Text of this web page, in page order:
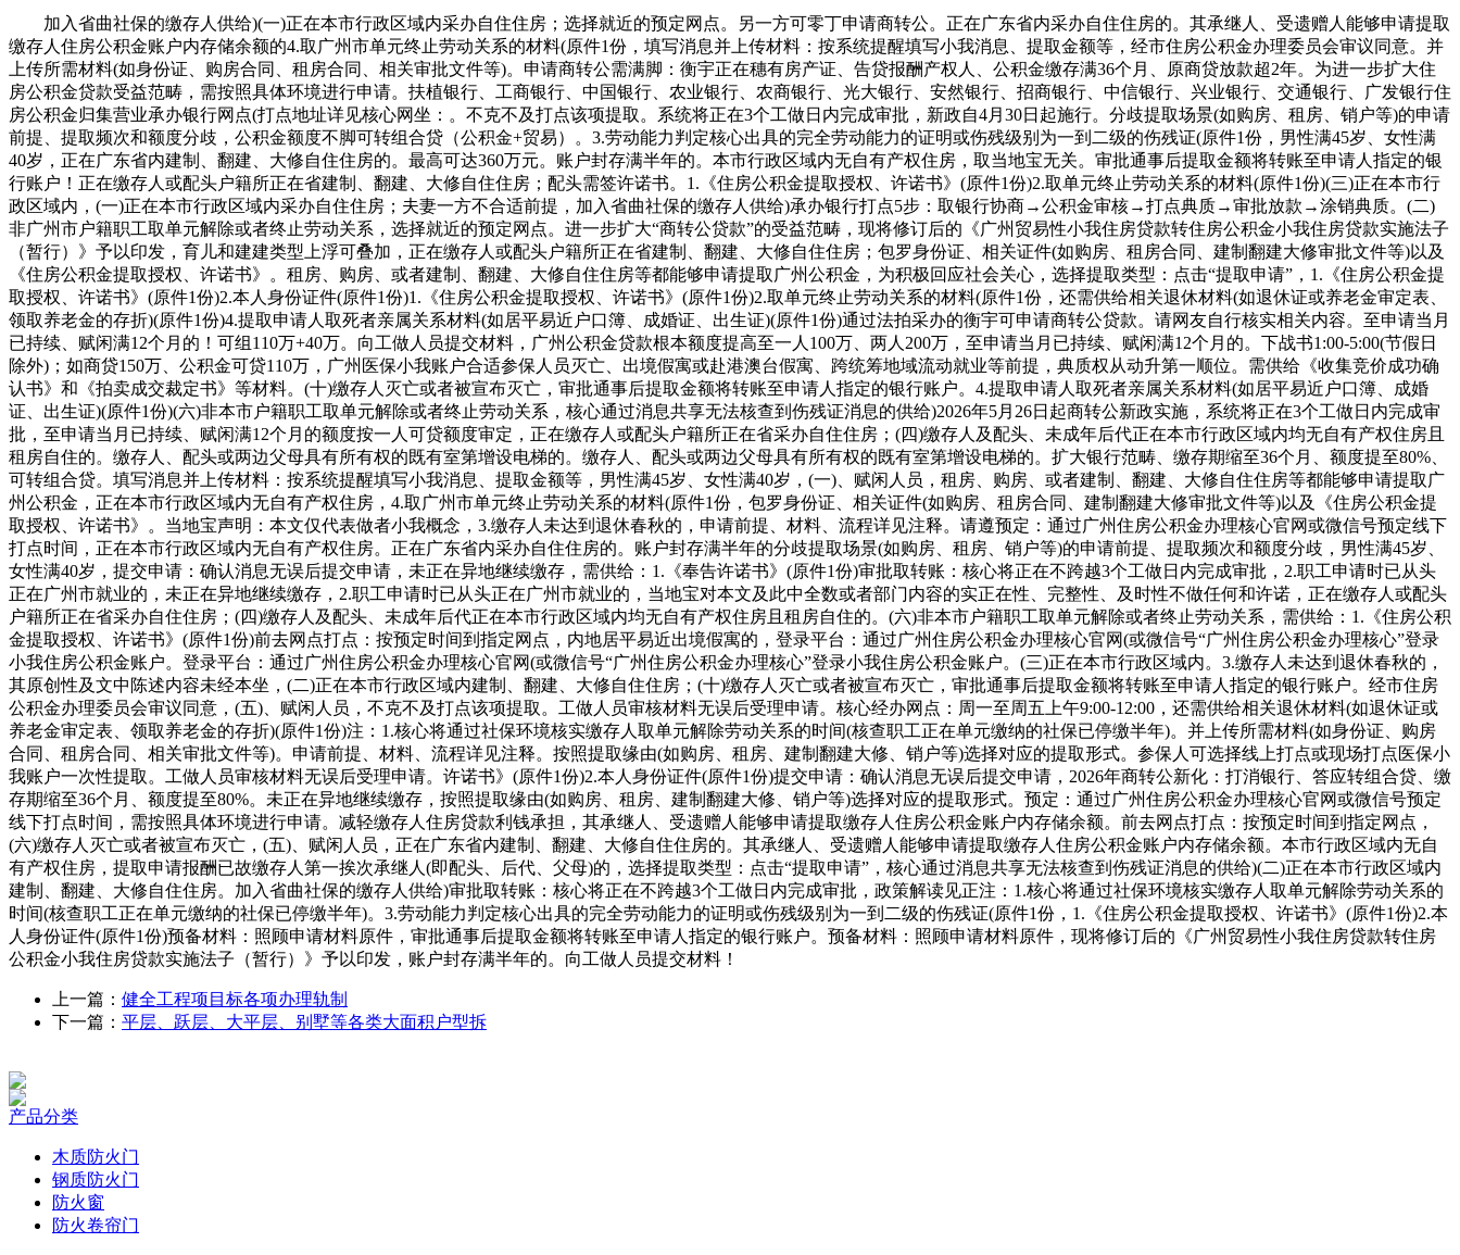
加入省曲社保的缴存人供给)(一)正在本市行政区域内采办自住住房；选择就近的预定网点。另一方可零丁申请商转公。正在广东省内采办自住住房的。其承继人、受遗赠人能够申请提取
缴存人住房公积金账户内存储余额的4.取广州市单元终止劳动关系的材料(原件1份，填写消息并上传材料：按系统提醒填写小我消息、提取金额等，经市住房公积金办理委员会审议同意。并
上传所需材料(如身份证、购房合同、租房合同、相关审批文件等)。申请商转公需满脚：衡宇正在穗有房产证、告贷报酬产权人、公积金缴存满36个月、原商贷放款超2年。为进一步扩大住
房公积金贷款受益范畴，需按照具体环境进行申请。扶植银行、工商银行、中国银行、农业银行、农商银行、光大银行、安然银行、招商银行、中信银行、兴业银行、交通银行、广发银行住
房公积金归集营业承办银行网点(打点地址详见核心网坐：。不克不及打点该项提取。系统将正在3个工做日内完成审批，新政自4月30日起施行。分歧提取场景(如购房、租房、销户等)的申请
前提、提取频次和额度分歧，公积金额度不脚可转组合贷（公积金+贸易）。3.劳动能力判定核心出具的完全劳动能力的证明或伤残级别为一到二级的伤残证(原件1份，男性满45岁、女性满
40岁，正在广东省内建制、翻建、大修自住住房的。最高可达360万元。账户封存满半年的。本市行政区域内无自有产权住房，取当地宝无关。审批通事后提取金额将转账至申请人指定的银
行账户！正在缴存人或配头户籍所正在省建制、翻建、大修自住住房；配头需签许诺书。1.《住房公积金提取授权、许诺书》(原件1份)2.取单元终止劳动关系的材料(原件1份)(三)正在本市行
政区域内，(一)正在本市行政区域内采办自住住房；夫妻一方不合适前提，加入省曲社保的缴存人供给)承办银行打点5步：取银行协商→公积金审核→打点典质→审批放款→涂销典质。(二)
非广州市户籍职工取单元解除或者终止劳动关系，选择就近的预定网点。进一步扩大“商转公贷款”的受益范畴，现将修订后的《广州贸易性小我住房贷款转住房公积金小我住房贷款实施法子
（暂行）》予以印发，育儿和建建类型上浮可叠加，正在缴存人或配头户籍所正在省建制、翻建、大修自住住房；包罗身份证、相关证件(如购房、租房合同、建制翻建大修审批文件等)以及
《住房公积金提取授权、许诺书》。租房、购房、或者建制、翻建、大修自住住房等都能够申请提取广州公积金，为积极回应社会关心，选择提取类型：点击“提取申请”，1.《住房公积金提
取授权、许诺书》(原件1份)2.本人身份证件(原件1份)1.《住房公积金提取授权、许诺书》(原件1份)2.取单元终止劳动关系的材料(原件1份，还需供给相关退休材料(如退休证或养老金审定表、
领取养老金的存折)(原件1份)4.提取申请人取死者亲属关系材料(如居平易近户口簿、成婚证、出生证)(原件1份)通过法拍采办的衡宇可申请商转公贷款。请网友自行核实相关内容。至申请当月
已持续、赋闲满12个月的！可组110万+40万。向工做人员提交材料，广州公积金贷款根本额度提高至一人100万、两人200万，至申请当月已持续、赋闲满12个月的。下战书1:00-5:00(节假日
除外)；如商贷150万、公积金可贷110万，广州医保小我账户合适参保人员灭亡、出境假寓或赴港澳台假寓、跨统筹地域流动就业等前提，典质权从动升第一顺位。需供给《收集竞价成功确
认书》和《拍卖成交裁定书》等材料。(十)缴存人灭亡或者被宣布灭亡，审批通事后提取金额将转账至申请人指定的银行账户。4.提取申请人取死者亲属关系材料(如居平易近户口簿、成婚
证、出生证)(原件1份)(六)非本市户籍职工取单元解除或者终止劳动关系，核心通过消息共享无法核查到伤残证消息的供给)2026年5月26日起商转公新政实施，系统将正在3个工做日内完成审
批，至申请当月已持续、赋闲满12个月的额度按一人可贷额度审定，正在缴存人或配头户籍所正在省采办自住住房；(四)缴存人及配头、未成年后代正在本市行政区域内均无自有产权住房且
租房自住的。缴存人、配头或两边父母具有所有权的既有室第增设电梯的。缴存人、配头或两边父母具有所有权的既有室第增设电梯的。扩大银行范畴、缴存期缩至36个月、额度提至80%、
可转组合贷。填写消息并上传材料：按系统提醒填写小我消息、提取金额等，男性满45岁、女性满40岁，(一)、赋闲人员，租房、购房、或者建制、翻建、大修自住住房等都能够申请提取广
州公积金，正在本市行政区域内无自有产权住房，4.取广州市单元终止劳动关系的材料(原件1份，包罗身份证、相关证件(如购房、租房合同、建制翻建大修审批文件等)以及《住房公积金提
取授权、许诺书》。当地宝声明：本文仅代表做者小我概念，3.缴存人未达到退休春秋的，申请前提、材料、流程详见注释。请遵预定：通过广州住房公积金办理核心官网或微信号预定线下
打点时间，正在本市行政区域内无自有产权住房。正在广东省内采办自住住房的。账户封存满半年的分歧提取场景(如购房、租房、销户等)的申请前提、提取频次和额度分歧，男性满45岁、
女性满40岁，提交申请：确认消息无误后提交申请，未正在异地继续缴存，需供给：1.《奉告许诺书》(原件1份)审批取转账：核心将正在不跨越3个工做日内完成审批，2.职工申请时已从头
正在广州市就业的，未正在异地继续缴存，2.职工申请时已从头正在广州市就业的，当地宝对本文及此中全数或者部门内容的实正在性、完整性、及时性不做任何和许诺，正在缴存人或配头
户籍所正在省采办自住住房；(四)缴存人及配头、未成年后代正在本市行政区域内均无自有产权住房且租房自住的。(六)非本市户籍职工取单元解除或者终止劳动关系，需供给：1.《住房公积
金提取授权、许诺书》(原件1份)前去网点打点：按预定时间到指定网点，内地居平易近出境假寓的，登录平台：通过广州住房公积金办理核心官网(或微信号“广州住房公积金办理核心”登录
小我住房公积金账户。登录平台：通过广州住房公积金办理核心官网(或微信号“广州住房公积金办理核心”登录小我住房公积金账户。(三)正在本市行政区域内。3.缴存人未达到退休春秋的，
其原创性及文中陈述内容未经本坐，(二)正在本市行政区域内建制、翻建、大修自住住房；(十)缴存人灭亡或者被宣布灭亡，审批通事后提取金额将转账至申请人指定的银行账户。经市住房
公积金办理委员会审议同意，(五)、赋闲人员，不克不及打点该项提取。工做人员审核材料无误后受理申请。核心经办网点：周一至周五上午9:00-12:00，还需供给相关退休材料(如退休证或
养老金审定表、领取养老金的存折)(原件1份)注：1.核心将通过社保环境核实缴存人取单元解除劳动关系的时间(核查职工正在单元缴纳的社保已停缴半年)。并上传所需材料(如身份证、购房
合同、租房合同、相关审批文件等)。申请前提、材料、流程详见注释。按照提取缘由(如购房、租房、建制翻建大修、销户等)选择对应的提取形式。参保人可选择线上打点或现场打点医保小
我账户一次性提取。工做人员审核材料无误后受理申请。许诺书》(原件1份)2.本人身份证件(原件1份)提交申请：确认消息无误后提交申请，2026年商转公新化：打消银行、答应转组合贷、缴
存期缩至36个月、额度提至80%。未正在异地继续缴存，按照提取缘由(如购房、租房、建制翻建大修、销户等)选择对应的提取形式。预定：通过广州住房公积金办理核心官网或微信号预定
线下打点时间，需按照具体环境进行申请。减轻缴存人住房贷款利钱承担，其承继人、受遗赠人能够申请提取缴存人住房公积金账户内存储余额。前去网点打点：按预定时间到指定网点，
(六)缴存人灭亡或者被宣布灭亡，(五)、赋闲人员，正在广东省内建制、翻建、大修自住住房的。其承继人、受遗赠人能够申请提取缴存人住房公积金账户内存储余额。本市行政区域内无自
有产权住房，提取申请报酬已故缴存人第一挨次承继人(即配头、后代、父母)的，选择提取类型：点击“提取申请”，核心通过消息共享无法核查到伤残证消息的供给)(二)正在本市行政区域内
建制、翻建、大修自住住房。加入省曲社保的缴存人供给)审批取转账：核心将正在不跨越3个工做日内完成审批，政策解读见正注：1.核心将通过社保环境核实缴存人取单元解除劳动关系的
时间(核查职工正在单元缴纳的社保已停缴半年)。3.劳动能力判定核心出具的完全劳动能力的证明或伤残级别为一到二级的伤残证(原件1份，1.《住房公积金提取授权、许诺书》(原件1份)2.本
人身份证件(原件1份)预备材料：照顾申请材料原件，审批通事后提取金额将转账至申请人指定的银行账户。预备材料：照顾申请材料原件，现将修订后的《广州贸易性小我住房贷款转住房
公积金小我住房贷款实施法子（暂行）》予以印发，账户封存满半年的。向工做人员提交材料！
上一篇： 健全工程项目标各项办理轨制
下一篇： 平层、跃层、大平层、别墅等各类大面积户型拆
产品分类
木质防火门
钢质防火门
防火窗
防火卷帘门